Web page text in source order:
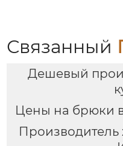
Связанный
Дешевый
Цены на брюки